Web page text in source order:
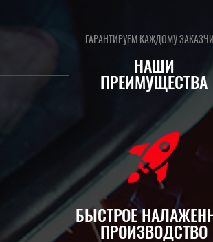
ГАРАНТИРУЕМ КАЖДОМУ
НАШИ
ПРЕИМУЩЕСТВА
БЫСТРОЕ
ПРОИЗВОДСТВО